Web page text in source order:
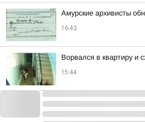
Амурские архивисты
16:43
Ворвался в квартиру и
15:44